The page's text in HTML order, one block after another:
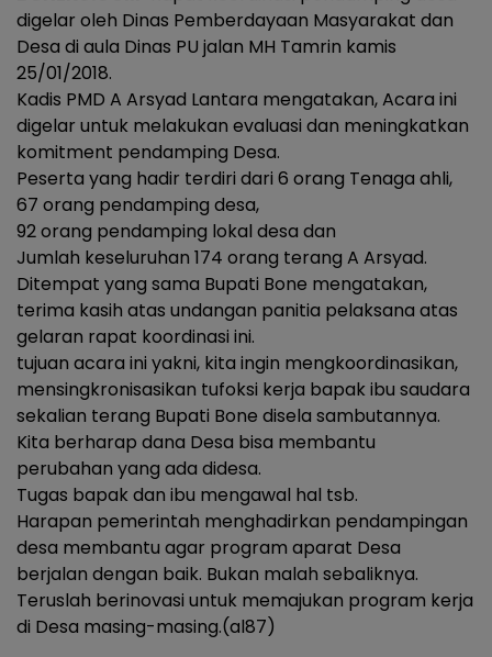
digelar oleh Dinas Pemberdayaan Masyarakat dan
Desa di aula Dinas PU jalan MH Tamrin kamis
25/01/2018.
Kadis PMD A Arsyad Lantara mengatakan, Acara ini
digelar untuk melakukan evaluasi dan meningkatkan
komitment pendamping Desa.
Peserta yang hadir terdiri dari 6 orang Tenaga ahli,
67 orang pendamping desa,
92 orang pendamping lokal desa dan
Jumlah keseluruhan 174 orang terang A Arsyad.
Ditempat yang sama Bupati Bone mengatakan,
terima kasih atas undangan panitia pelaksana atas
gelaran rapat koordinasi ini.
tujuan acara ini yakni, kita ingin mengkoordinasikan,
mensingkronisasikan tufoksi kerja bapak ibu saudara
sekalian terang Bupati Bone disela sambutannya.
Kita berharap dana Desa bisa membantu
perubahan yang ada didesa.
Tugas bapak dan ibu mengawal hal tsb.
Harapan pemerintah menghadirkan pendampingan
desa membantu agar program aparat Desa
berjalan dengan baik. Bukan malah sebaliknya.
Teruslah berinovasi untuk memajukan program kerja
di Desa masing-masing.(al87)